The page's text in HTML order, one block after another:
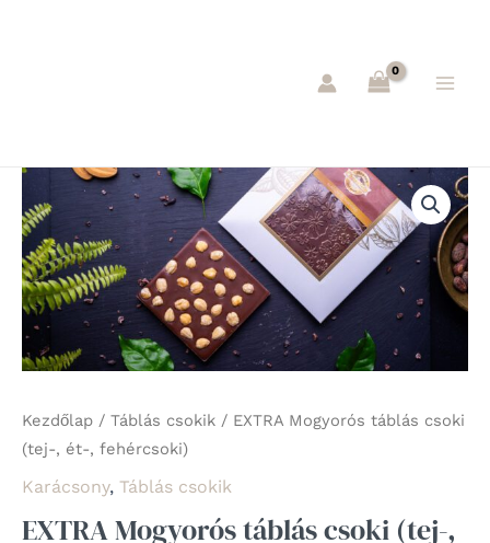
Kezdőlap / Táblás csokik / EXTRA Mogyorós táblás csoki
(tej-, ét-, fehércsoki)
Karácsony, Táblás csokik
EXTRA Mogyorós táblás csoki (tej-,
EXTRA
Mogyorós
táblás
csoki
(tej-,
ét-,
fehércsoki)